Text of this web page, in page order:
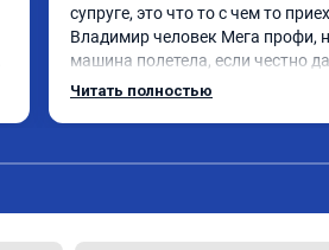
супруге, это что то с чем то
Владимир человек Мега профи,
машина полетела, если честно
страшно было, спасибо
Читать полностью